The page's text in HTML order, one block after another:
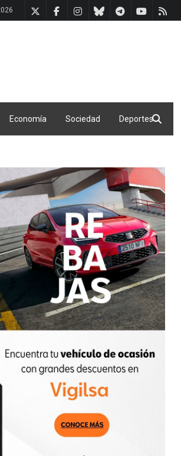
Economía Sociedad Deportes